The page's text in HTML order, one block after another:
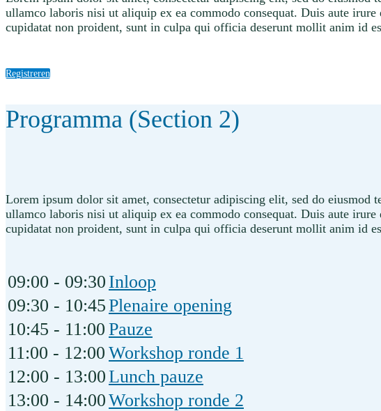
ullamco laboris nisi ut aliquip ex ea commodo consequat. Duis aute
cupidatat non proident, sunt in culpa qui officia deserunt mollit anim id
Registreren
Programma (Section 2)
Lorem ipsum dolor sit amet, consectetur adipiscing elit, sed do
ullamco laboris nisi ut aliquip ex ea commodo consequat. Duis aute
cupidatat non proident, sunt in culpa qui officia deserunt mollit anim id
09:00 - 09:30 Inloop
09:30 - 10:45Plenaire opening
10:45 - 11:00 Pauze
11:00 - 12:00 Workshop ronde 1
12:00 - 13:00Lunch pauze
13:00 - 14:00Workshop ronde 2